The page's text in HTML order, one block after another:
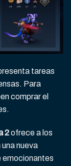
tareas
Para
comprar el
2ofrece a los
nueva
emocionantes